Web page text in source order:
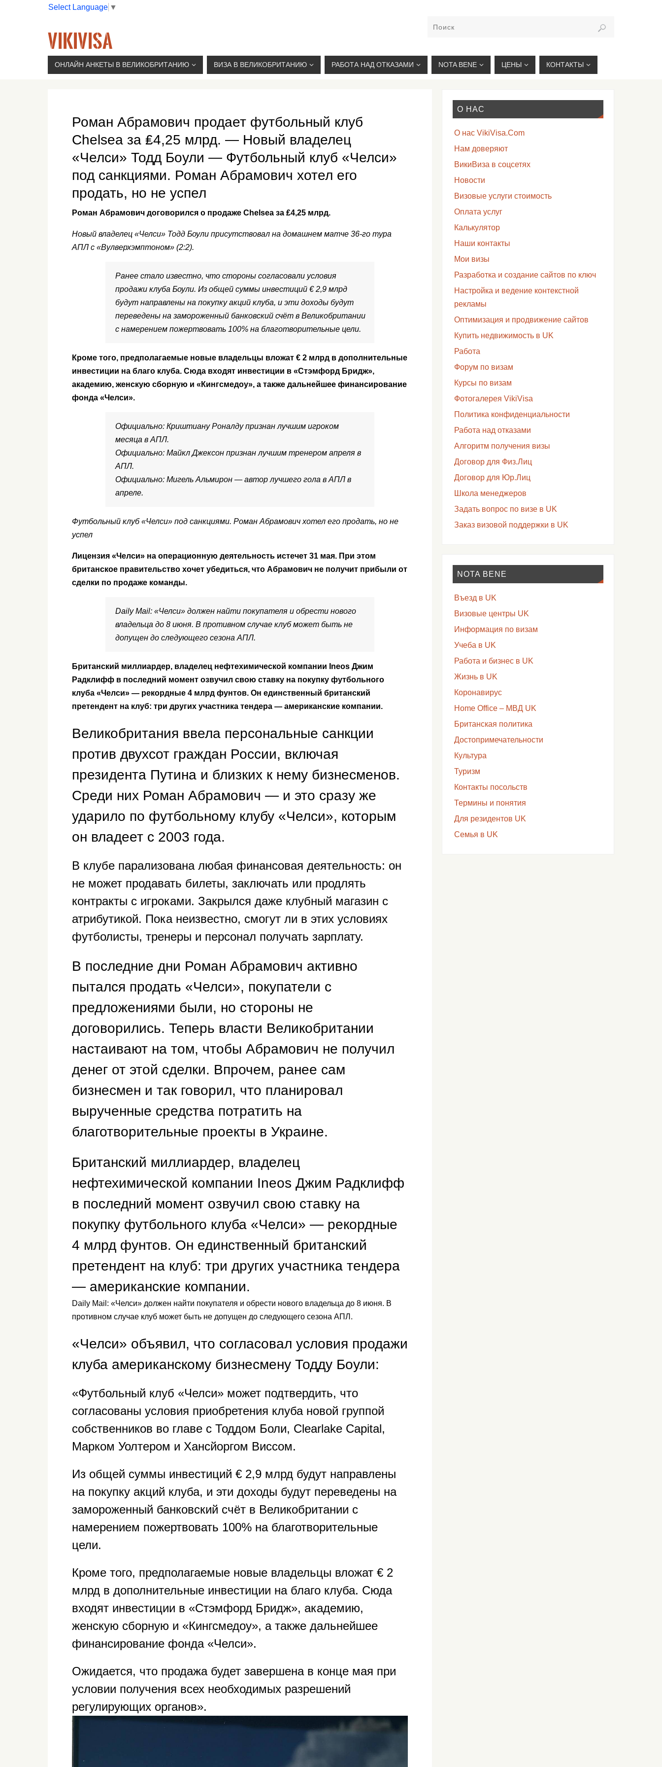
Select Language ▼
VIKIVISA
Г. МОСКВА, 2-Й СЫРОМЯТНИЧЕСКИЙ ПЕР., 11, М. КУРСКАЯ, +7(926)734-03-33, +7(926)274-03-33, VISA@VIKIVISA.RU
ОНЛАЙН АНКЕТЫ В ВЕЛИКОБРИТАНИЮ ВИЗА В ВЕЛИКОБРИТАНИЮ РАБОТА НАД ОТКАЗАМИ NOTA BENE ЦЕНЫ КОНТАКТЫ
Роман Абрамович продает футбольный клуб
Chelsea за ₤4,25 млрд. — Новый владелец
«Челси» Тодд Боули — Футбольный клуб «Челси»
под санкциями. Роман Абрамович хотел его
продать, но не успел
Роман Абрамович договорился о продаже Chelsea за ₤4,25 млрд.
Новый владелец «Челси» Тодд Боули присутствовал на домашнем матче 36-го тура
АПЛ с «Вулверхэмптоном» (2:2).
Ранее стало известно, что стороны согласовали условия
продажи клуба Боули. Из общей суммы инвестиций € 2,9 млрд
будут направлены на покупку акций клуба, и эти доходы будут
переведены на замороженный банковский счёт в Великобритании
с намерением пожертвовать 100% на благотворительные цели.
Кроме того, предполагаемые новые владельцы вложат € 2 млрд в дополнительные
инвестиции на благо клуба. Сюда входят инвестиции в «Стэмфорд Бридж»,
академию, женскую сборную и «Кингсмедоу», а также дальнейшее финансирование
фонда «Челси».
Официально: Криштиану Роналду признан лучшим игроком
месяца в АПЛ.
Официально: Майкл Джексон признан лучшим тренером апреля в
АПЛ.
Официально: Мигель Альмирон — автор лучшего гола в АПЛ в
апреле.
Футбольный клуб «Челси» под санкциями. Роман Абрамович хотел его продать, но не
успел
Лицензия «Челси» на операционную деятельность истечет 31 мая. При этом
британское правительство хочет убедиться, что Абрамович не получит прибыли от
сделки по продаже команды.
Daily Mail: «Челси» должен найти покупателя и обрести нового
владельца до 8 июня. В противном случае клуб может быть не
допущен до следующего сезона АПЛ.
Британский миллиардер, владелец нефтехимической компании Ineos Джим
Радклифф в последний момент озвучил свою ставку на покупку футбольного
клуба «Челси» — рекордные 4 млрд фунтов. Он единственный британский
претендент на клуб: три других участника тендера — американские компании.
Великобритания ввела персональные санкции
против двухсот граждан России, включая
президента Путина и близких к нему бизнесменов.
Среди них Роман Абрамович — и это сразу же
ударило по футбольному клубу «Челси», которым
он владеет с 2003 года.
В клубе парализована любая финансовая деятельность: он
не может продавать билеты, заключать или продлять
контракты с игроками. Закрылся даже клубный магазин с
атрибутикой. Пока неизвестно, смогут ли в этих условиях
футболисты, тренеры и персонал получать зарплату.
В последние дни Роман Абрамович активно
пытался продать «Челси», покупатели с
предложениями были, но стороны не
договорились. Теперь власти Великобритании
настаивают на том, чтобы Абрамович не получил
денег от этой сделки. Впрочем, ранее сам
бизнесмен и так говорил, что планировал
вырученные средства потратить на
благотворительные проекты в Украине.
Британский миллиардер, владелец
нефтехимической компании Ineos Джим Радклифф
в последний момент озвучил свою ставку на
покупку футбольного клуба «Челси» — рекордные
4 млрд фунтов. Он единственный британский
претендент на клуб: три других участника тендера
— американские компании.
Daily Mail: «Челси» должен найти покупателя и обрести нового владельца до 8 июня. В
противном случае клуб может быть не допущен до следующего сезона АПЛ.
«Челси» объявил, что согласовал условия продажи
клуба американскому бизнесмену Тодду Боули:
«Футбольный клуб «Челси» может подтвердить, что
согласованы условия приобретения клуба новой группой
собственников во главе с Тоддом Боли, Clearlake Capital,
Марком Уолтером и Хансйоргом Виссом.
Из общей суммы инвестиций € 2,9 млрд будут направлены
на покупку акций клуба, и эти доходы будут переведены на
замороженный банковский счёт в Великобритании с
намерением пожертвовать 100% на благотворительные
цели.
Кроме того, предполагаемые новые владельцы вложат € 2
млрд в дополнительные инвестиции на благо клуба. Сюда
входят инвестиции в «Стэмфорд Бридж», академию,
женскую сборную и «Кингсмедоу», а также дальнейшее
финансирование фонда «Челси».
Ожидается, что продажа будет завершена в конце мая при
условии получения всех необходимых разрешений
регулирующих органов».
О НАС
О нас VikiVisa.Com
Нам доверяют
ВикиВиза в соцсетях
Новости
Визовые услуги стоимость
Оплата услуг
Калькулятор
Наши контакты
Мои визы
Разработка и создание сайтов по ключ
Настройка и ведение контекстной
рекламы
Оптимизация и продвижение сайтов
Купить недвижимость в UK
Работа
Форум по визам
Курсы по визам
Фотогалерея VikiVisa
Политика конфиденциальности
Работа над отказами
Алгоритм получения визы
Договор для Физ.Лиц
Договор для Юр.Лиц
Школа менеджеров
Задать вопрос по визе в UK
Заказ визовой поддержки в UK
NOTA BENE
Въезд в UK
Визовые центры UK
Информация по визам
Учеба в UK
Работа и бизнес в UK
Жизнь в UK
Коронавирус
Home Office – МВД UK
Британская политика
Достопримечательности
Культура
Туризм
Контакты посольств
Термины и понятия
Для резидентов UK
Семья в UK